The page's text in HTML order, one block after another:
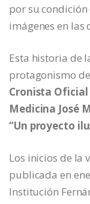
por su
imágenes en las
Esta historia de
protagonismo
Cronista
Medicina José
“Un proyecto
Los inicios de la
publicada en
Institución